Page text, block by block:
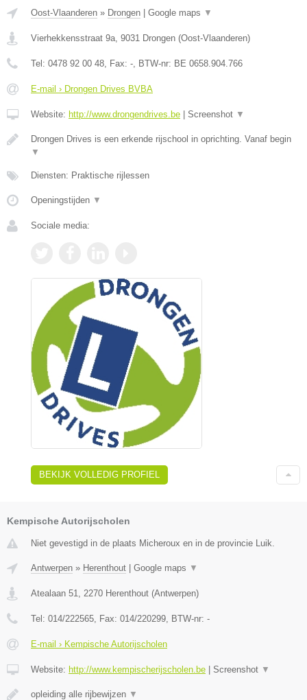
Oost-Vlaanderen » Drongen | Google maps ▼
Vierhekkensstraat 9a 9031 Drongen (Oost-Vlaanderen)
Tel: 0478 92 00 48 , Fax: - , BTW-nr: BE 0658.904.766
E-mail › Drongen Drives BVBA
Website: http://www.drongendrives.be | Screenshot ▼
Drongen Drives is een erkende rijschool in oprichting. Vanaf begin
▼
Diensten: Praktische rijlessen
Openingstijden ▼
Sociale media:
BEKIJK VOLLEDIG PROFIEL
Kempische Autorijscholen
Niet gevestigd in de plaats Micheroux en in de provincie Luik.
Antwerpen » Herenthout | Google maps ▼
Atealaan 51 2270 Herenthout (Antwerpen)
Tel: 014/222565 , Fax: 014/220299 , BTW-nr: -
E-mail › Kempische Autorijscholen
Website: http://www.kempischerijscholen.be | Screenshot ▼
opleiding alle rijbewijzen ▼